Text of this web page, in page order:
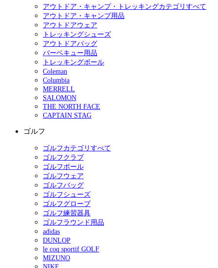
アウトドア・キャンプ・トレッキングカテゴリすべて
アウトドア・キャンプ用品
アウトドアウェア
トレッキングシューズ
アウトドアバッグ
バーベキュー用品
トレッキングポール
Coleman
Columbia
MERRELL
SALOMON
THE NORTH FACE
CAPTAIN STAG
ゴルフ
ゴルフカテゴリすべて
ゴルフクラブ
ゴルフボール
ゴルフウェア
ゴルフバッグ
ゴルフシューズ
ゴルフグローブ
ゴルフ練習器具
ゴルフラウンド用品
adidas
DUNLOP
le coq sportif GOLF
MIZUNO